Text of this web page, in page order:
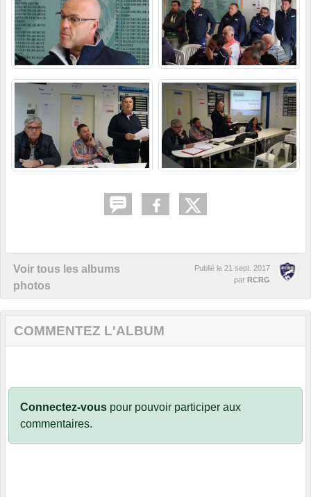
Voir tous les albums
photos
Publié le 21 sept. 2017
par RCRG
COMMENTEZ L'ALBUM
Connectez-vous pour pouvoir participer aux
commentaires.